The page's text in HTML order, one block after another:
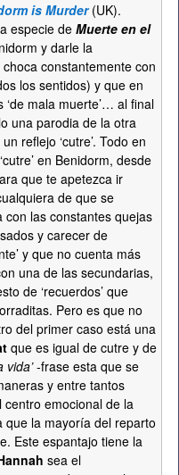
is Murder(UK).
especie de Muerte en el
y darle la
constantemente con
los sentidos) y que en
mala muerte’… al final
una parodia de la otra
reflejo ‘cutre’. Todo en
en Benidorm, desde
que te apetezca ir
de que se
las constantes quejas
y carecer de
y que no cuenta más
una de las secundarias,
de ‘recuerdos’ que
Pero es que no
del primer caso está una
que es igual de cutre y de
vida’-frase esta que se
y entre tantos
emocional de la
la mayoría del reparto
Este espantajo tiene la
sea el